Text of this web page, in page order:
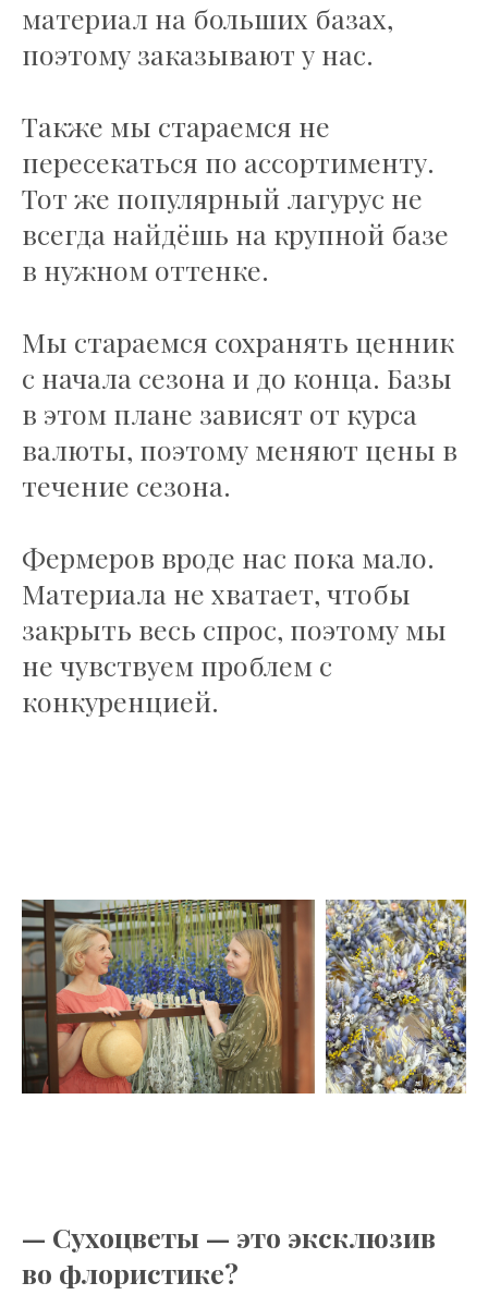
материал на больших базах,
поэтому заказывают у нас.
Также мы стараемся не
пересекаться по ассортименту.
Тот же популярный лагурус не
всегда найдёшь на крупной базе
в нужном оттенке.
Мы стараемся сохранять ценник
с начала сезона и до конца. Базы
в этом плане зависят от курса
валюты, поэтому меняют цены в
течение сезона.
Фермеров вроде нас пока мало.
Материала не хватает, чтобы
закрыть весь спрос, поэтому мы
не чувствуем проблем с
конкуренцией.
— Сухоцветы — это эксклюзив
во флористике?